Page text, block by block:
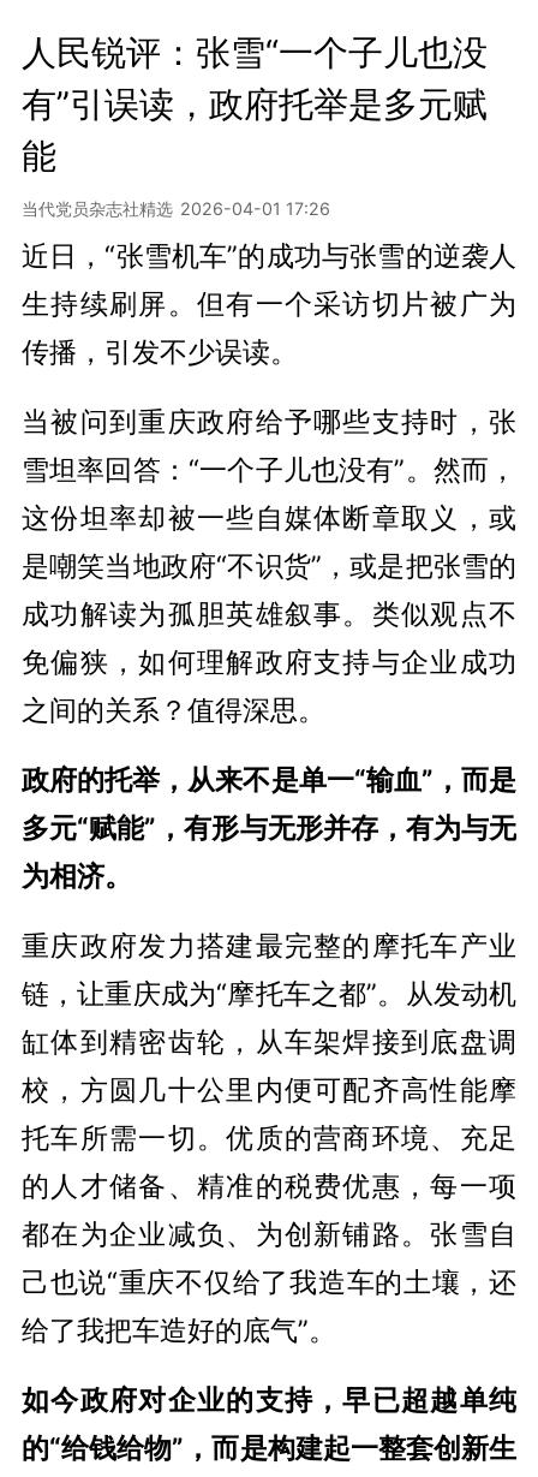
人民锐评：张雪“一个子儿也没
有”引误读，政府托举是多元赋
能
当代党员杂志社精选 2026-04-01 17:26
近日，“张雪机车”的成功与张雪的逆袭人
生持续刷屏。但有一个采访切片被广为
传播，引发不少误读。
当被问到重庆政府给予哪些支持时，张
雪坦率回答：“一个子儿也没有”。然而，
这份坦率却被一些自媒体断章取义，或
是嘲笑当地政府“不识货”，或是把张雪的
成功解读为孤胆英雄叙事。类似观点不
免偏狭，如何理解政府支持与企业成功
之间的关系？值得深思。
政府的托举，从来不是单一“输血”，而是
多元“赋能”，有形与无形并存，有为与无
为相济。
重庆政府发力搭建最完整的摩托车产业
链，让重庆成为“摩托车之都”。从发动机
缸体到精密齿轮，从车架焊接到底盘调
校，方圆几十公里内便可配齐高性能摩
托车所需一切。优质的营商环境、充足
的人才储备、精准的税费优惠，每一项
都在为企业减负、为创新铺路。张雪自
己也说“重庆不仅给了我造车的土壤，还
给了我把车造好的底气”。
如今政府对企业的支持，早已超越单纯
的“给钱给物”，而是构建起一整套创新生